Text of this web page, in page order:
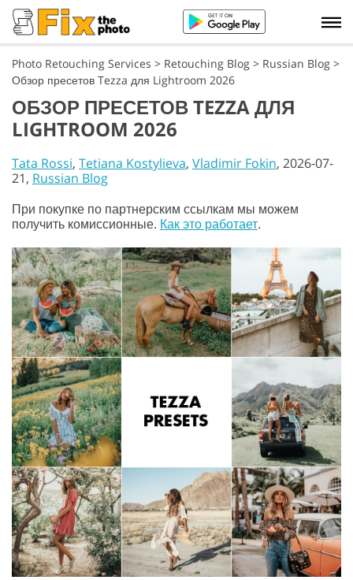
Photo Retouching Services > Retouching Blog > Russian Blog >
Обзор пресетов Tezza для Lightroom 2026
ОБЗОР ПРЕСЕТОВ TEZZA ДЛЯ
LIGHTROOM 2026
Tata Rossi, Tetiana Kostylieva, Vladimir Fokin, 2026-07-
21, Russian Blog
При покупке по партнерским ссылкам мы можем
получить комиссионные. Как это работает.